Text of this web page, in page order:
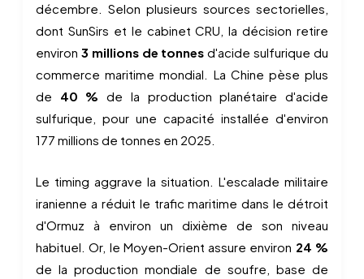
décembre. Selon plusieurs sources sectorielles,
dont SunSirs et le cabinet CRU, la décision retire
environ 3 millions de tonnes d'acide sulfurique du
commerce maritime mondial. La Chine pèse plus
de 40 % de la production planétaire d'acide
sulfurique, pour une capacité installée d'environ
177 millions de tonnes en 2025.
Le timing aggrave la situation. L'escalade militaire
iranienne a réduit le trafic maritime dans le détroit
d'Ormuz à environ un dixième de son niveau
habituel. Or, le Moyen-Orient assure environ 24 %
de la production mondiale de soufre, base de